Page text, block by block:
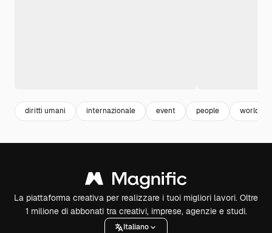
diritti umani internazionale event people world
La piattaforma creativa per realizzare i tuoi migliori lavori. Oltre
1 milione di abbonati tra creativi, imprese, agenzie e studi.
Italiano